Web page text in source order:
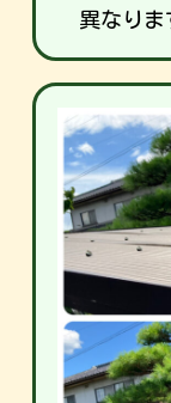
異なりま